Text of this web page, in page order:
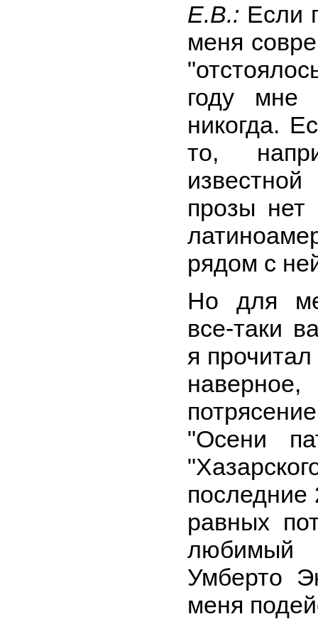
Е.В.: Если
меня
году мне
никогда.
то,
прозы нет
рядом с
Но для
все-таки
я
"Осени
последние
равных
Умберто
меня